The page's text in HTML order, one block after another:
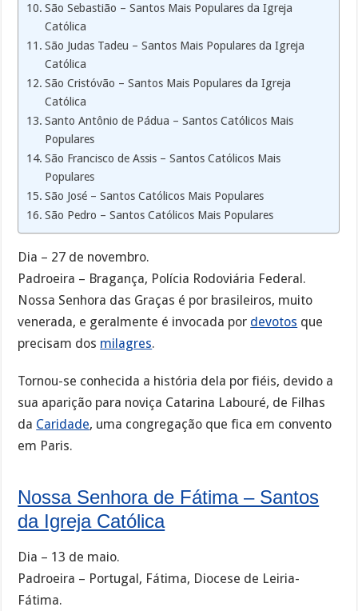
São Sebastião – Santos Mais Populares da Igreja
Católica
São Judas Tadeu – Santos Mais Populares da Igreja
Católica
São Cristóvão – Santos Mais Populares da Igreja
Católica
Santo Antônio de Pádua – Santos Católicos Mais
Populares
São Francisco de Assis – Santos Católicos Mais
Populares
São José – Santos Católicos Mais Populares
São Pedro – Santos Católicos Mais Populares
Dia – 27 de novembro.
Padroeira – Bragança, Polícia Rodoviária Federal.
Nossa Senhora das Graças é por brasileiros, muito
venerada, e geralmente é invocada por devotos que
precisam dos milagres.
Tornou-se conhecida a história dela por fiéis, devido a
sua aparição para noviça Catarina Labouré, de Filhas
da Caridade, uma congregação que fica em convento
em Paris.
Nossa Senhora de Fátima – Santos
da Igreja Católica
Dia – 13 de maio.
Padroeira – Portugal, Fátima, Diocese de Leiria-
Fátima.